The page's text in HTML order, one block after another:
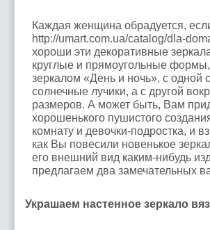
Каждая женщина обрадуется,
http://umart.com.ua/catalog/dla-
хороши эти декоративные
круглые и прямоугольные
зеркалом «День и ночь», с одной
солнечные лучики, а с другой
размеров. А может быть, Вам
хорошенького пушистого
комнату и девочки-подростка, и
как Вы повесили новенькое
его внешний вид каким-нибудь
предлагаем два замечательных
Украшаем настенное зеркало